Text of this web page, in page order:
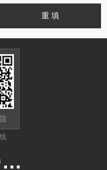
13011285763